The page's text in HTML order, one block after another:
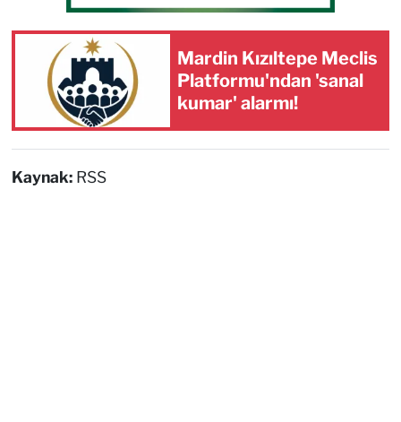
Mardin Kızıltepe Meclis
Platformu'ndan 'sanal
kumar' alarmı!
Kaynak: RSS